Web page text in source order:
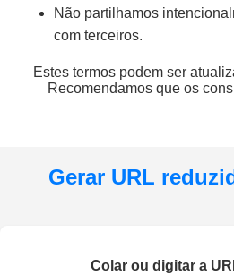
Não partilhamos
com terceiros.
Estes termos podem ser
Recomendamos que os
Gerar URL
Colar ou digitar a